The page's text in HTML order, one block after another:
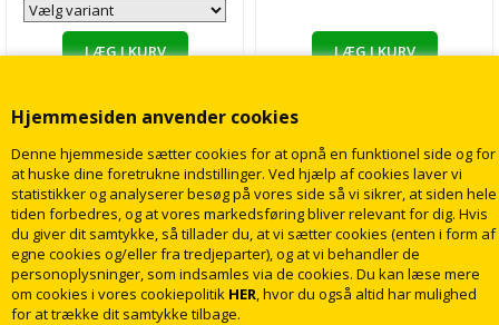
Hjemmesiden anvender cookies
Denne hjemmeside sætter cookies for at opnå en funktionel side og for
at huske dine foretrukne indstillinger. Ved hjælp af cookies laver vi
statistikker og analyserer besøg på vores side så vi sikrer, at siden hele
tiden forbedres, og at vores markedsføring bliver relevant for dig. Hvis
du giver dit samtykke, så tillader du, at vi sætter cookies (enten i form af
egne cookies og/eller fra tredjeparter), og at vi behandler de
personoplysninger, som indsamles via de cookies. Du kan læse mere
om cookies i vores cookiepolitik HER, hvor du også altid har mulighed
for at trække dit samtykke tilbage.
LÆG I KURV
LÆG I KURV
PP-skydemuffe 110mm Prop 200mm m.gi-ring